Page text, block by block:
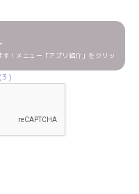
！メニュー「アプリ紹介」をクリッ